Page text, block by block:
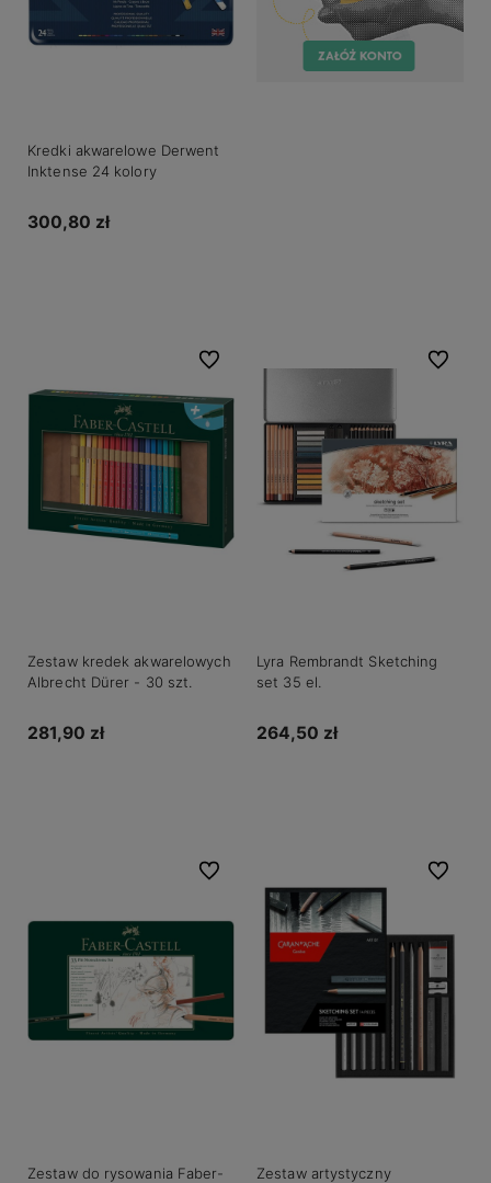
Kredki akwarelowe Derwent
Inktense 24 kolory
300,80 zł
Zestaw kredek akwarelowych
Albrecht Dürer - 30 szt.
281,90 zł
Do ulubionych
Lyra Rembrandt Sketching
set 35 el.
264,50 zł
Do
Zestaw do rysowania Faber-
Do ulubionych
Zestaw artystyczny
Do